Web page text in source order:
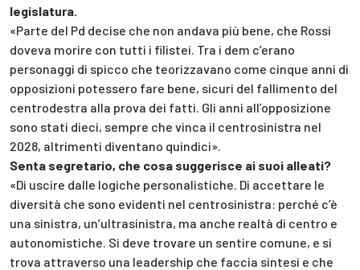
legislatura.
«Parte del Pd decise che non andava più bene, che Rossi
doveva morire con tutti i filistei. Tra i dem c’erano
personaggi di spicco che teorizzavano come cinque anni di
opposizioni potessero fare bene, sicuri del fallimento del
centrodestra alla prova dei fatti. Gli anni all’opposizione
sono stati dieci, sempre che vinca il centrosinistra nel
2028, altrimenti diventano quindici».
Senta segretario, che cosa suggerisce ai suoi alleati?
«Di uscire dalle logiche personalistiche. Di accettare le
diversità che sono evidenti nel centrosinistra: perché c’è
una sinistra, un’ultrasinistra, ma anche realtà di centro e
autonomistiche. Si deve trovare un sentire comune, e si
trova attraverso una leadership che faccia sintesi e che